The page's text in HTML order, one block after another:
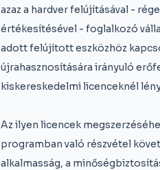
azaz a hardver felújításával -
értékesítésével - foglalkozó
adott felújított eszközhöz
újrahasznosítására irányuló
kiskereskedelmi licenceknél
Az ilyen licencek
programban való részvétel
alkalmasság, a